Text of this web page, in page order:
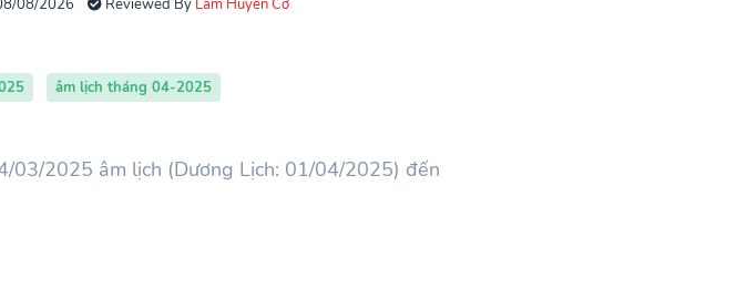
âm lịch tháng 04-2025
03/2025 âm lịch (Dương Lịch: 01/04/2025) đến